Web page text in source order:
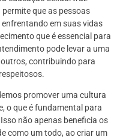
que as pessoas
em suas vidas
que é essencial para
pode levar a uma
contribuindo para
promover uma cultura
o que é fundamental para
não apenas beneficia os
como um todo, ao criar um